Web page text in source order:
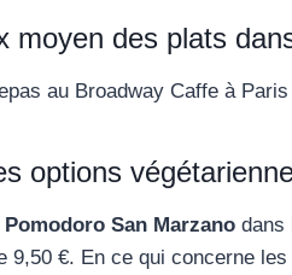
moyen des plats
au Broadway Caffe à
options
Pomodoro San Marzano dans
9,50 €. En ce qui concerne